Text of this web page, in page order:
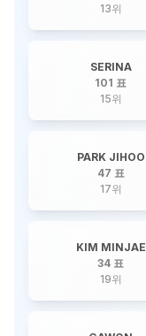
13위
SERINA
101 표
15위
PARK JIHOO
47 표
17위
KIM MINJAE
34 표
19위